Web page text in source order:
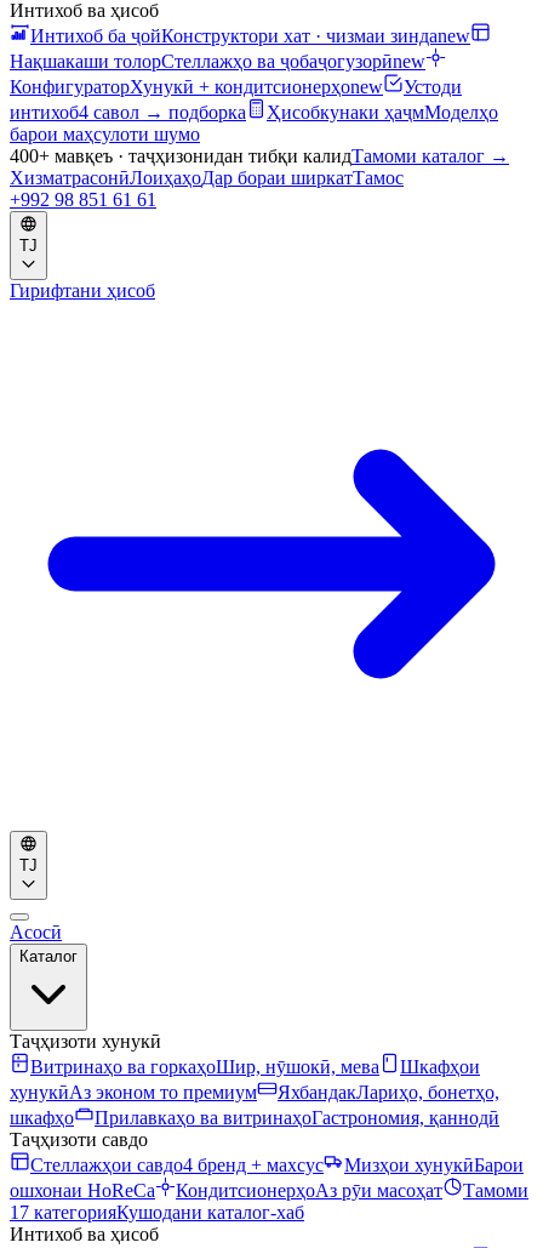
Интихоб ва ҳисоб
Интихоб ба ҷойКонструктори хат · чизмаи зиндаnew
Нақшакаши толорСтеллажҳо ва ҷобаҷогузорӣnew
КонфигураторХунукӣ + кондитсионерҳоnew
Устоди
интихоб4 савол → подборка Ҳисобкунаки ҳаҷмМоделҳо
барои маҳсулоти шумо
400+ мавқеъ · таҷҳизонидан тибқи калидТамоми каталог →
ХизматрасонӣЛоиҳаҳоДар бораи ширкатТамос
+992 98 851 61 61
TJ
Гирифтани ҳисоб
TJ
Асосӣ
Каталог
Таҷҳизоти хунукӣ
Витринаҳо ва горкаҳоШир, нӯшокӣ, мева
Шкафҳои
хунукӣАз эконом то премиум ЯхбандакЛариҳо, бонетҳо,
шкафҳо
Прилавкаҳо ва витринаҳоГастрономия, қаннодӣ
Таҷҳизоти савдо
Стеллажҳои савдо4 бренд + махсус Мизҳои хунукӣБарои
ошхонаи HoReCa
КондитсионерҳоАз рӯи масоҳат
Тамоми
17 категорияКушодани каталог-хаб
Интихоб ва ҳисоб